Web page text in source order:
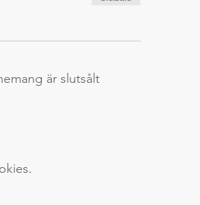
är slutsålt